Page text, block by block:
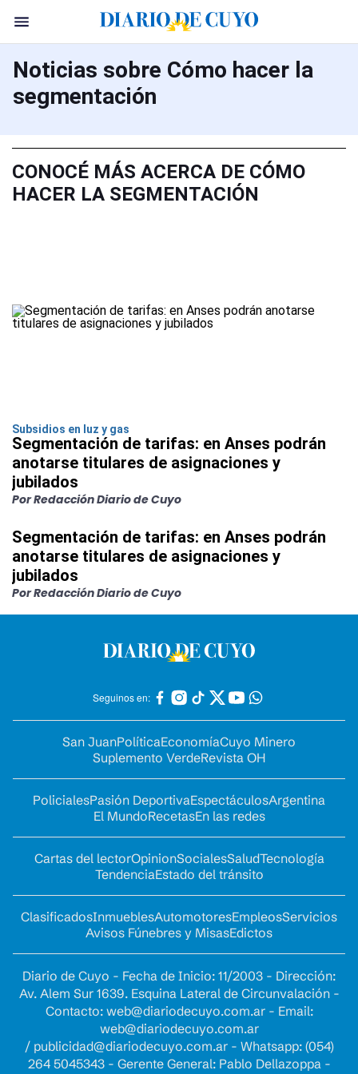
Noticias sobre Cómo hacer la
segmentación
CONOCÉ MÁS ACERCA DE CÓMO
HACER LA SEGMENTACIÓN
Subsidios en luz y gas
Segmentación de tarifas: en Anses podrán
anotarse titulares de asignaciones y
jubilados
Por Redacción Diario de Cuyo
Segmentación de tarifas: en Anses podrán
anotarse titulares de asignaciones y
jubilados
Por Redacción Diario de Cuyo
Seguinos en:
San JuanPolíticaEconomíaCuyo Minero
Suplemento VerdeRevista OH
PolicialesPasión DeportivaEspectáculosArgentina
El MundoRecetasEn las redes
Cartas del lectorOpinionSocialesSaludTecnología
TendenciaEstado del tránsito
ClasificadosInmueblesAutomotoresEmpleosServicios
Avisos Fúnebres y MisasEdictos
Diario de Cuyo - Fecha de Inicio: 11/2003 - Dirección:
Av. Alem Sur 1639. Esquina Lateral de Circunvalación -
Contacto: web@diariodecuyo.com.ar- Email:
web@diariodecuyo.com.ar
/ publicidad@diariodecuyo.com.ar- Whatsapp: (054)
264 5045343 - Gerente General: Pablo Dellazoppa -